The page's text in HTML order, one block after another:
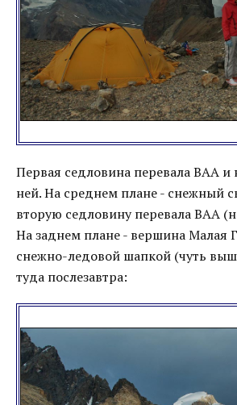
Первая седловина перевала ВАА и
ней. На среднем плане - снежный
вторую седловину перевала ВАА
На заднем плане - вершина Малая
снежно-ледовой шапкой (чуть
туда послезавтра: